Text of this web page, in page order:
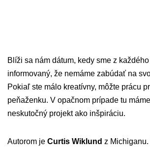
Blíži sa nám dátum, kedy sme z
informovaný, že nemáme zabúdať na
Pokiaľ ste málo kreatívny, môžte prácu
peňaženku. V opačnom prípade tu
neskutočný projekt ako inšpiráciu.
Autorom je Curtis Wiklund z